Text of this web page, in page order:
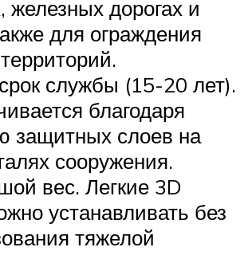
железных дорогах и
для ограждения
службы (15-20 лет).
благодаря
защитных слоев на
сооружения.
вес. Легкие 3D
устанавливать без
тяжелой